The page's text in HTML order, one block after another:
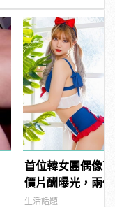
首位韓女團偶像
價片酬曝光，兩
生活話題